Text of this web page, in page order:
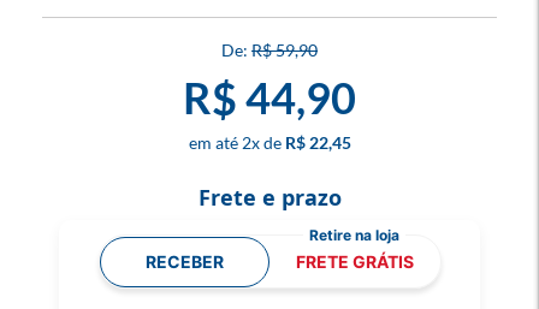
R$ 59,90
R$ 44,90
2x R$ 22,45
Frete e prazo
RECEBER FRETE GRÁTIS